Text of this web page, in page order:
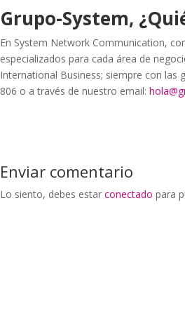
Grupo-System,
En System Network Communication,
especializados para cada área de
International Business; siempre con las
806 o a través de nuestro email:
Enviar comentario
Lo siento, debes estarconectado para